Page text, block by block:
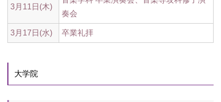
3月11日(木)
奏会
3月17日(水) 卒業礼拝
大学院